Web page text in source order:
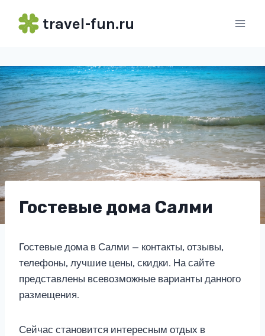
travel-fun.ru
Гостевые дома Салми
Гостевые дома в Салми — контакты, отзывы,
телефоны, лучшие цены, скидки. На сайте
представлены всевозможные варианты данного
размещения.
Сейчас становится интересным отдых в